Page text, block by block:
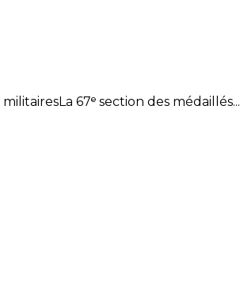
67ᵉ section des médaillés...